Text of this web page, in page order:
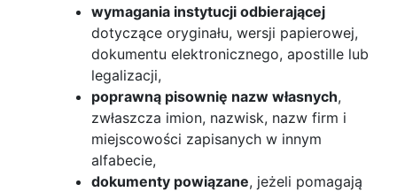
wymagania instytucji odbierającej
dotyczące oryginału, wersji papierowej,
dokumentu elektronicznego, apostille lub
legalizacji,
poprawną pisownię nazw własnych,
zwłaszcza imion, nazwisk, nazw firm i
miejscowości zapisanych w innym
alfabecie,
dokumenty powiązane, jeżeli pomagają